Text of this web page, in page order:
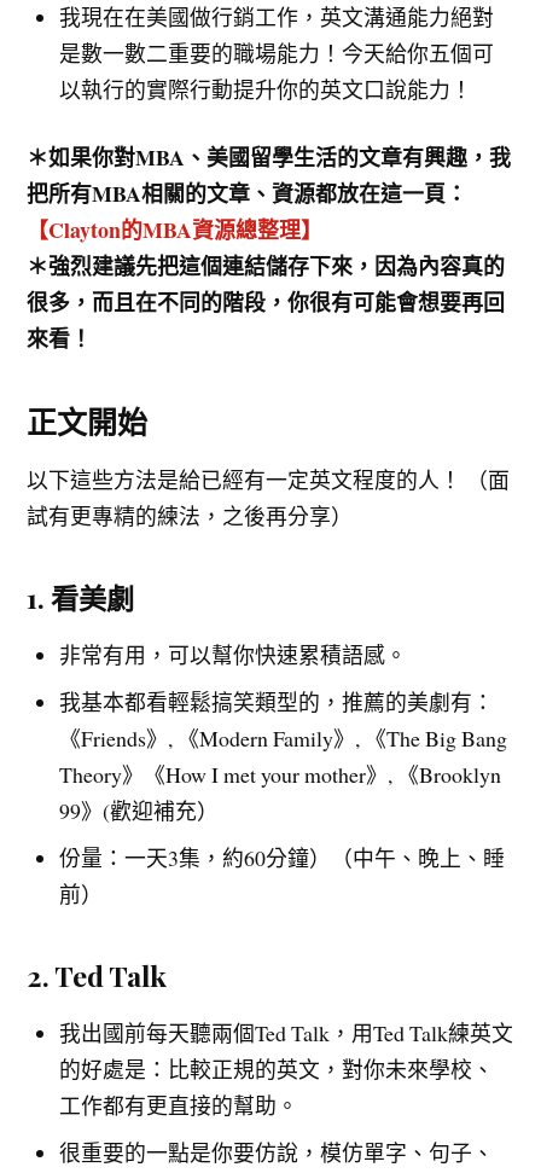
我現在在美國做行銷工作，英文溝通能力絕對
是數一數二重要的職場能力！今天給你五個可
以執行的實際行動提升你的英文口說能力！
＊如果你對MBA、美國留學生活的文章有興趣，我
把所有MBA相關的文章、資源都放在這一頁：
【Clayton的MBA資源總整理】
＊強烈建議先把這個連結儲存下來，因為內容真的
很多，而且在不同的階段，你很有可能會想要再回
來看！
正文開始
以下這些方法是給已經有一定英文程度的人！ （面
試有更專精的練法，之後再分享）
1. 看美劇
非常有用，可以幫你快速累積語感。
我基本都看輕鬆搞笑類型的，推薦的美劇有：
《Friends》, 《Modern Family》, 《The Big Bang
Theory》《How I met your mother》, 《Brooklyn
99》(歡迎補充）
份量：一天3集，約60分鐘）（中午、晚上、睡
前）
2. Ted Talk
我出國前每天聽兩個Ted Talk，用Ted Talk練英文
的好處是：比較正規的英文，對你未來學校、
工作都有更直接的幫助。
很重要的一點是你要仿說，模仿單字、句子、